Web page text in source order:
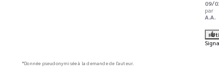
09/
par
A.A.
*Donnée pseudonymisée à la demande de l'auteur.